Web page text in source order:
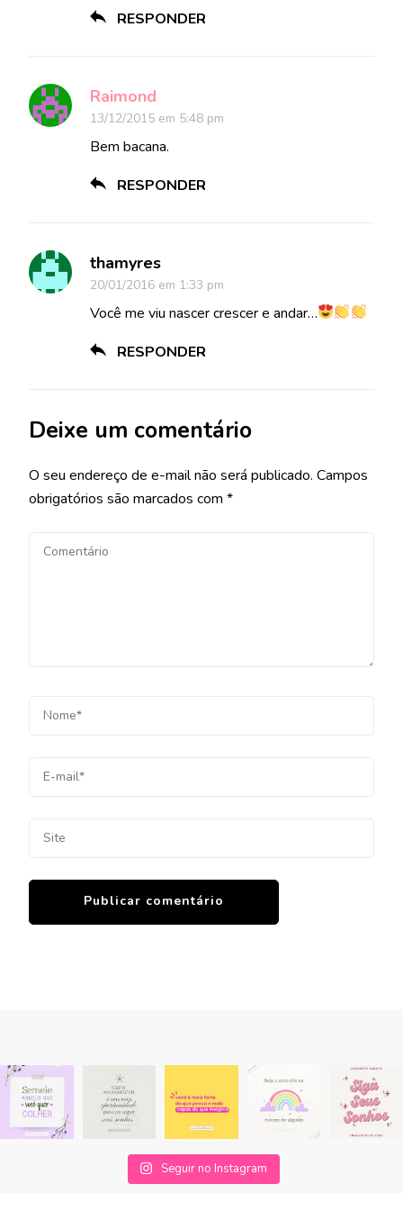
RESPONDER
Raimond
13/12/2015 em 5:48 pm
Bem bacana.
RESPONDER
thamyres
20/01/2016 em 1:33 pm
Você me viu nascer crescer e andar…
RESPONDER
Deixe um comentário
O seu endereço de e-mail não será publicado. Campos
obrigatórios são marcados com *
Seguir no Instagram